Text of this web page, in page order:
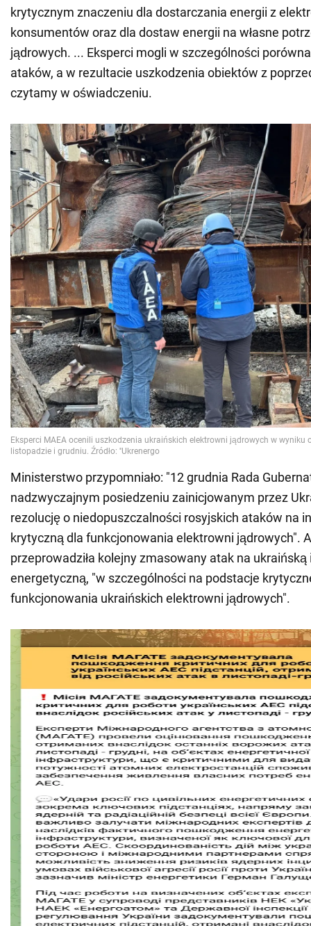
krytycznym znaczeniu dla dostarczania energii z
konsumentów oraz dla dostaw energii na własne
jądrowych. ... Eksperci mogli w szczególności
ataków, a w rezultacie uszkodzenia obiektów z
czytamy w oświadczeniu.
Ministerstwo przypomniało: "12 grudnia Rada
nadzwyczajnym posiedzeniu zainicjowanym przez
rezolucję o niedopuszczalności rosyjskich ataków na
krytyczną dla funkcjonowania elektrowni jądrowych".
przeprowadziła kolejny zmasowany atak na
energetyczną, "w szczególności na podstacje
funkcjonowania ukraińskich elektrowni jądrowych".